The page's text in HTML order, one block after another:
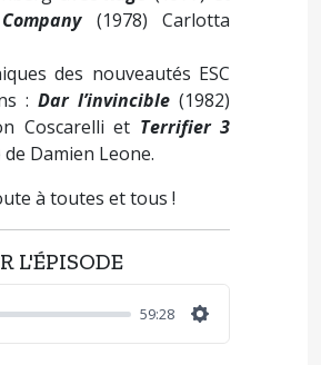
(1978) Carlotta
des nouveautés ESC
: Dar l’invincible (1982)
Coscarelli et Terrifier 3
de Damien Leone.
à toutes et tous !
L'ÉPISODE
59:28
Settings